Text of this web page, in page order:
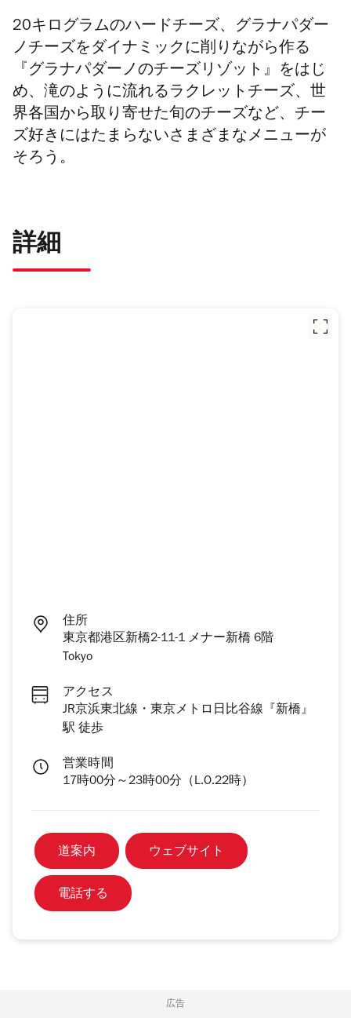
20キログラムのハードチーズ、グラナパダー
ノチーズをダイナミックに削りながら作る
『グラナパダーノのチーズリゾット』をはじ
め、滝のように流れるラクレットチーズ、世
界各国から取り寄せた旬のチーズなど、チー
ズ好きにはたまらないさまざまなメニューが
そろう。
詳細
住所
東京都港区新橋2-11-1 メナー新橋 6階
Tokyo
アクセス
JR京浜東北線・東京メトロ日比谷線『新橋』
駅 徒歩
営業時間
17時00分～23時00分（L.O.22時）
道案内 ウェブサイト
電話する
広告